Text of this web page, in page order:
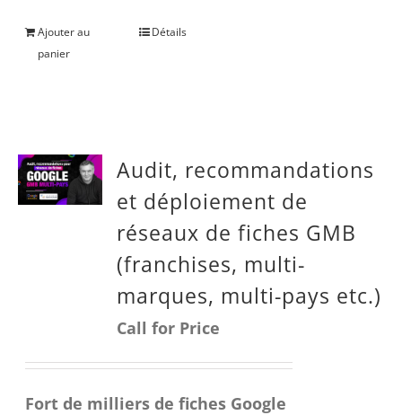
Ajouter au
panier
Détails
Audit, recommandations
et déploiement de
réseaux de fiches GMB
(franchises, multi-
marques, multi-pays etc.)
Call for Price
Fort de milliers de fiches Google